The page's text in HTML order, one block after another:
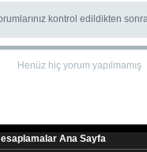
kontrol edildikten
Henüz hiç yorum yapılmamış
Ana Sayfa